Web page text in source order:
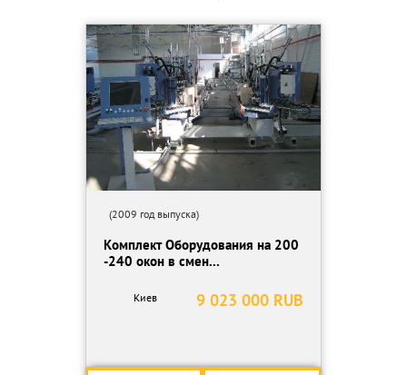
нижнее рабочее значение температуры окружающего воздуха
составляет минус 40° С, эпизодически - до минус 45° С;
тип атмосферы - II по ГОСТ 15150-69;
высота над уровнем моря - не более 1000м;
не предназначен для работы под нагрузкой в условиях тряски,
вибрации, ударов;
окружающая среда - невзрывоопасная;
не предназначен для эксплуатации в агрессивных и
специальных средах по ГОСТ 24682-81;
степень защиты IР23 по ГОСТ 14254-80.
ТСЗПБ укомплектован аппаратурой и приборами,
контроль наличия на вводе 380 В и в цепях управления;
защиту трансформатора от перегрузок и коротких замыканий;
Стойкость главных цепей к воздействию токов короткого
дин, кА I тер, кА t тер, С
(2009 год выпуска)
Комплект Оборудования на 200
-240 окон в смен...
9 023 000 RUB
Киев